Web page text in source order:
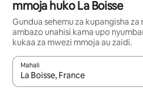
mmoja huko La Boisse
Gundua sehemu za kupangisha za
ambazo unahisi kama upo
kukaa za mwezi mmoja au zaidi.
Mahali
Wakati matokeo yanapatikana,